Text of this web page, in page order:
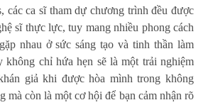
các ca sĩ tham dự chương trình đều được
sĩ thực lực, tuy mang nhiều phong cách
nhau ở sức sáng tạo và tinh thần làm
không chỉ hứa hẹn sẽ là một trải nghiệm
giả khi được hòa mình trong không
mà còn là một cơ hội để bạn cảm nhận rõ